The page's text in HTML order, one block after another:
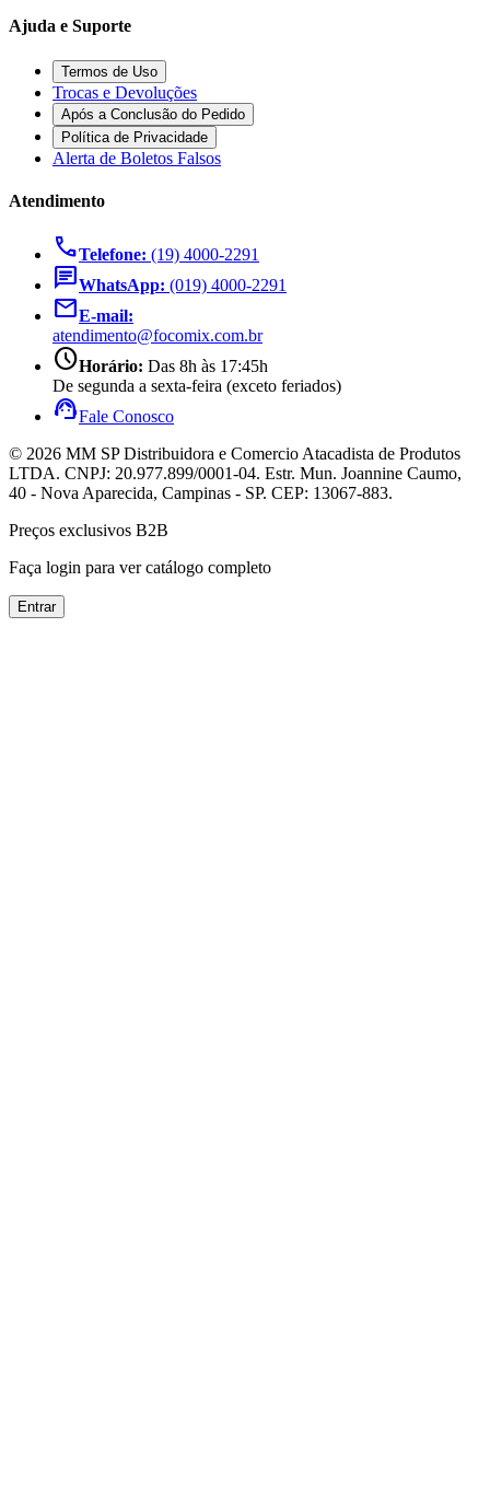
Ajuda e Suporte
Termos de Uso
Trocas e Devoluções
Após a Conclusão do Pedido
Política de Privacidade
Alerta de Boletos Falsos
Atendimento
callTelefone: (19) 4000-2291
chatWhatsApp: (019) 4000-2291
mailE-mail:
atendimento@focomix.com.br
scheduleHorário: Das 8h às 17:45h
De segunda a sexta-feira (exceto feriados)
support_agentFale Conosco
© 2026 MM SP Distribuidora e Comercio Atacadista de Produtos
LTDA. CNPJ: 20.977.899/0001-04. Estr. Mun. Joannine Caumo,
40 - Nova Aparecida, Campinas - SP. CEP: 13067-883.
Preços exclusivos B2B
Faça login para ver catálogo completo
Entrar